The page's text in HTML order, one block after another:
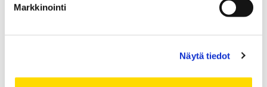
Markkinointi
Näytä tiedot
Panos;
Michael;
Julija